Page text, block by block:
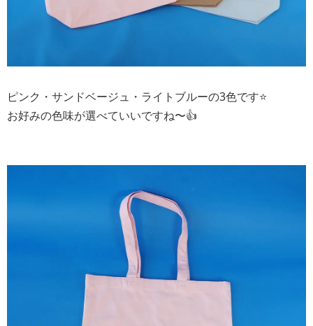
ピンク・サンドベージュ・ライトブルーの3色です⭐️
お好みの色味が選べていいですね〜👍